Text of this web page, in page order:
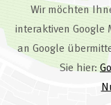
Wir möchten
interaktiven Google
an Google
Sie hier: